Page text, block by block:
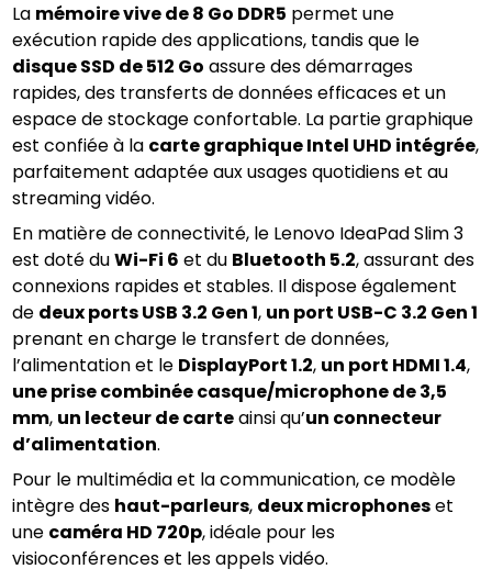
La mémoire vive de 8 Go DDR5 permet une
disque SSD de 512 Go assure des démarrages
rapides, des transferts de données efficaces et un
espace de stockage confortable. La partie graphique
est confiée à la carte graphique Intel UHD intégrée,
parfaitement adaptée aux usages quotidiens et au
streaming vidéo.
En matière de connectivité, le Lenovo IdeaPad Slim 3
est doté du Wi-Fi 6 et du Bluetooth 5.2, assurant des
connexions rapides et stables. Il dispose également
de deux ports USB 3.2 Gen 1, un port USB-C 3.2 Gen 1
prenant en charge le transfert de données,
l’alimentation et le DisplayPort 1.2, un port HDMI 1.4
une prise combinée casque/microphone de 3,5
mm, un lecteur de carte ainsi qu’un connecteur
d’alimentation.
Pour le multimédia et la communication, ce modèle
intègre des haut-parleurs, deux microphones et
une caméra HD 720p, idéale pour les
visioconférences et les appels vidéo.